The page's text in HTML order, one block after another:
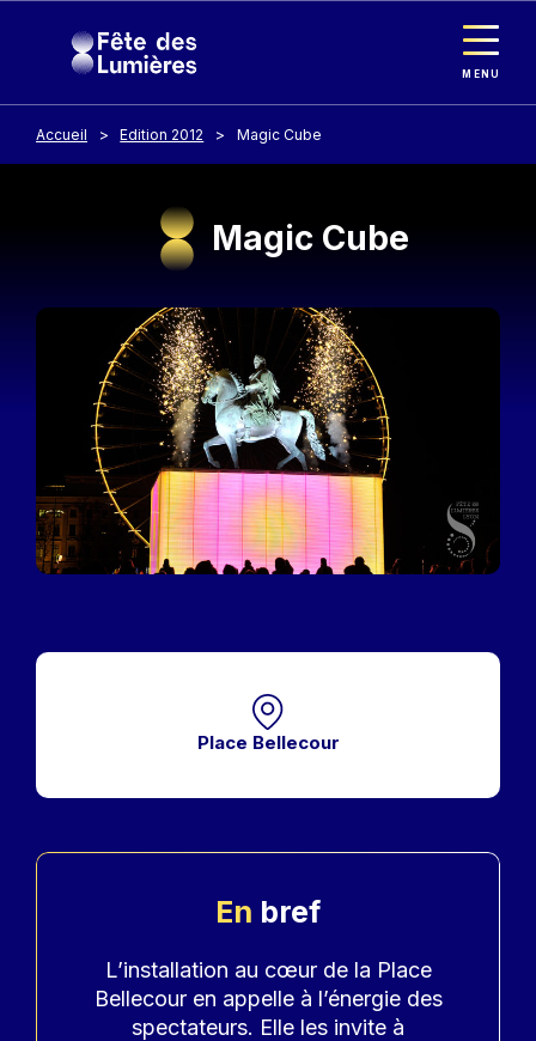
MENU
Accueil Edition 2012 Magic Cube
Magic Cube
Image
Place Bellecour
En bref
Accroche
L’installation au cœur de la Place
Bellecour en appelle à l’énergie des
spectateurs. Elle les invite à